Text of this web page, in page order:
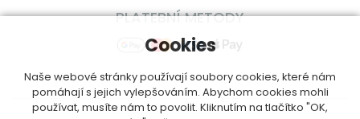
PLATEBNÍ METODY
Cookies
Naše webové stránky používají soubory cookies, které nám
pomáhají s jejich vylepšováním. Abychom cookies mohli
používat, musíte nám to povolit. Kliknutím na tlačítko "OK,